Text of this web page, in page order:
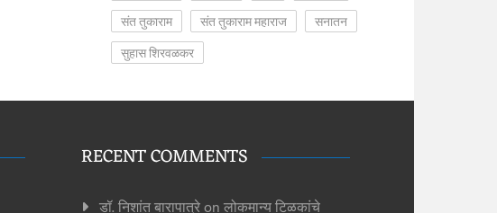
संत तुकाराम
संत तुकाराम महाराज
सनातन
सुहास शिरवळकर
RECENT COMMENTS
डॉ. निशांत बारापात्रेon लोकमान्य टिळकांचे